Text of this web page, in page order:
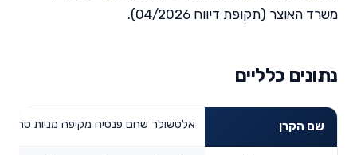
משרד האוצר (תקופת דיווח 04/2026).
נתונים כלליים
שם הקרן אלטשולר שחם פנסיה מקיפה מניות סחיר